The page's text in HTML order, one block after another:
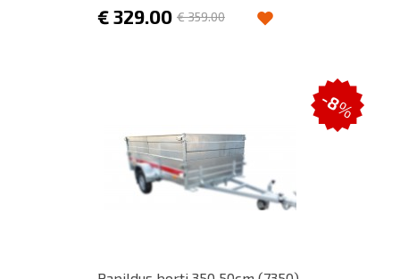
€ 329.00 €359.00
-8%